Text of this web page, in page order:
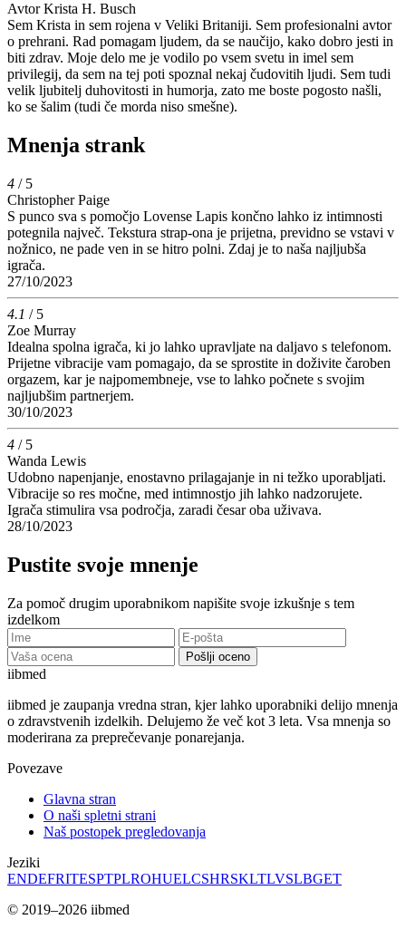
Avtor Krista H. Busch
Sem Krista in sem rojena v Veliki Britaniji. Sem profesionalni avtor
o prehrani. Rad pomagam ljudem, da se naučijo, kako dobro jesti in
biti zdrav. Moje delo me je vodilo po vsem svetu in imel sem
privilegij, da sem na tej poti spoznal nekaj čudovitih ljudi. Sem tudi
velik ljubitelj duhovitosti in humorja, zato me boste pogosto našli,
ko se šalim (tudi če morda niso smešne).
Mnenja strank
4 / 5
Christopher Paige
S punco sva s pomočjo Lovense Lapis končno lahko iz intimnosti
potegnila največ. Tekstura strap-ona je prijetna, previdno se vstavi v
nožnico, ne pade ven in se hitro polni. Zdaj je to naša najljubša
igrača.
27/10/2023
4.1 / 5
Zoe Murray
Idealna spolna igrača, ki jo lahko upravljate na daljavo s telefonom.
Prijetne vibracije vam pomagajo, da se sprostite in doživite čaroben
orgazem, kar je najpomembneje, vse to lahko počnete s svojim
najljubšim partnerjem.
30/10/2023
4 / 5
Wanda Lewis
Udobno napenjanje, enostavno prilagajanje in ni težko uporabljati.
Vibracije so res močne, med intimnostjo jih lahko nadzorujete.
Igrača stimulira vsa področja, zaradi česar oba uživava.
28/10/2023
Pustite svoje mnenje
Za pomoč drugim uporabnikom napišite svoje izkušnje s tem
izdelkom
Pošlji oceno
iibmed
iibmed je zaupanja vredna stran, kjer lahko uporabniki delijo mnenja
o zdravstvenih izdelkih. Delujemo že več kot 3 leta. Vsa mnenja so
moderirana za preprečevanje ponarejanja.
Povezave
Glavna stran
O naši spletni strani
Naš postopek pregledovanja
Jeziki
ENDEFRITESPTPLROHUELCSHRSKLTLVSLBGET
© 2019–2026 iibmed